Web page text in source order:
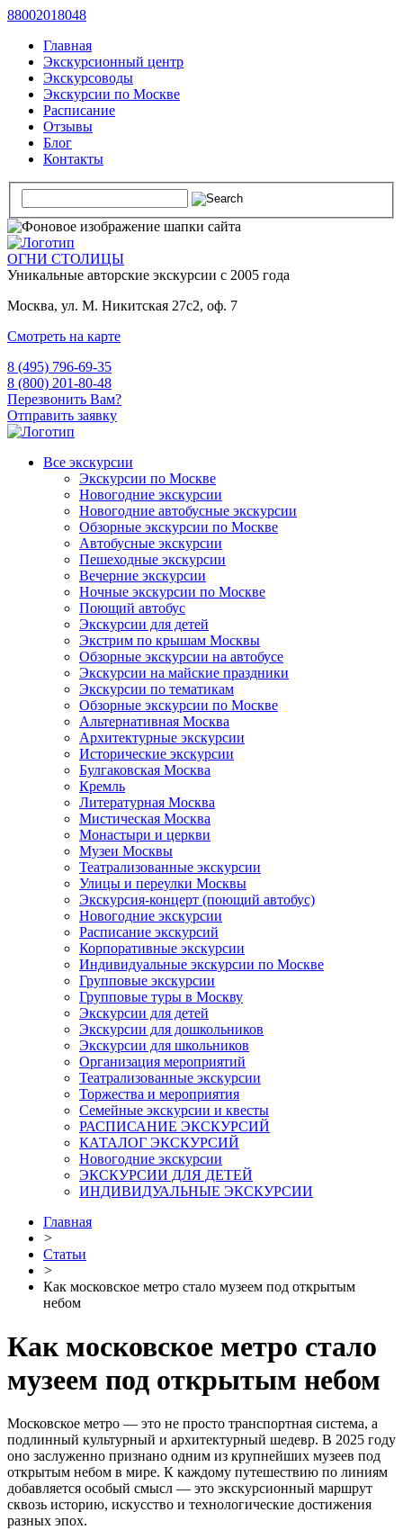
88002018048
Главная
Экскурсионный центр
Экскурсоводы
Экскурсии по Москве
Расписание
Отзывы
Блог
Контакты
ОГНИ СТОЛИЦЫ
Уникальные авторские экскурсии с 2005 года
Москва, ул. М. Никитская 27с2, оф. 7
Смотреть на карте
8 (495) 796-69-35
8 (800) 201-80-48
Перезвонить Вам?
Отправить заявку
Все экскурсии
Экскурсии по Москве
Новогодние экскурсии
Новогодние автобусные экскурсии
Обзорные экскурсии по Москве
Автобусные экскурсии
Пешеходные экскурсии
Вечерние экскурсии
Ночные экскурсии по Москве
Поющий автобус
Экскурсии для детей
Экстрим по крышам Москвы
Обзорные экскурсии на автобусе
Экскурсии на майские праздники
Экскурсии по тематикам
Обзорные экскурсии по Москве
Альтернативная Москва
Архитектурные экскурсии
Исторические экскурсии
Булгаковская Москва
Кремль
Литературная Москва
Мистическая Москва
Монастыри и церкви
Музеи Москвы
Театрализованные экскурсии
Улицы и переулки Москвы
Экскурсия-концерт (поющий автобус)
Новогодние экскурсии
Расписание экскурсий
Корпоративные экскурсии
Индивидуальные экскурсии по Москве
Групповые экскурсии
Групповые туры в Москву
Экскурсии для детей
Экскурсии для дошкольников
Экскурсии для школьников
Организация мероприятий
Театрализованные экскурсии
Торжества и мероприятия
Семейные экскурсии и квесты
РАСПИСАНИЕ ЭКСКУРСИЙ
КАТАЛОГ ЭКСКУРСИЙ
Новогодние экскурсии
ЭКСКУРСИИ ДЛЯ ДЕТЕЙ
ИНДИВИДУАЛЬНЫЕ ЭКСКУРСИИ
Главная
>
Статьи
>
Как московское метро стало музеем под открытым
небом
Как московское метро стало
музеем под открытым небом
Московское метро — это не просто транспортная система, а
подлинный культурный и архитектурный шедевр. В 2025 году
оно заслуженно признано одним из крупнейших музеев под
открытым небом в мире. К каждому путешествию по линиям
добавляется особый смысл — это экскурсионный маршрут
сквозь историю, искусство и технологические достижения
разных эпох.